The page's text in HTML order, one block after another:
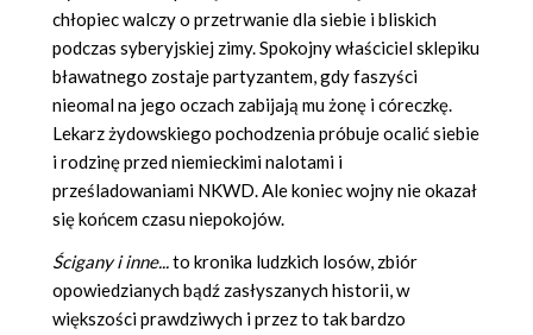
chłopiec walczy o przetrwanie dla siebie i bliskich
podczas syberyjskiej zimy. Spokojny właściciel sklepiku
bławatnego zostaje partyzantem, gdy faszyści
nieomal na jego oczach zabijają mu żonę i córeczkę.
Lekarz żydowskiego pochodzenia próbuje ocalić siebie
i rodzinę przed niemieckimi nalotami i
prześladowaniami NKWD. Ale koniec wojny nie okazał
się końcem czasu niepokojów.
Ścigany i inne...to kronika ludzkich losów, zbiór
opowiedzianych bądź zasłyszanych historii, w
większości prawdziwych i przez to tak bardzo